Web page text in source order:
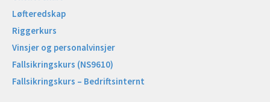
Løfteredskap
Riggerkurs
Vinsjer og personalvinsjer
Fallsikringskurs (NS9610)
Fallsikringskurs – Bedriftsinternt